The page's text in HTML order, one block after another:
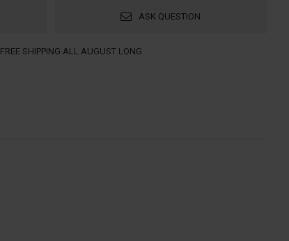
ASK QUESTION
FREE SHIPPING ALL AUGUST LONG